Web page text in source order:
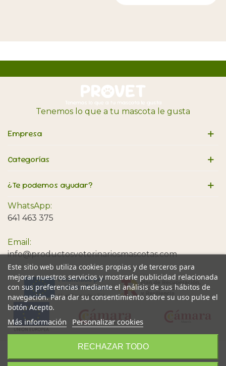
Este sitio web utiliza cookies propias y de terceros para
mejorar nuestros servicios y mostrarle publicidad relacionada
con sus preferencias mediante el análisis de sus hábitos de
navegación. Para dar su consentimiento sobre su uso pulse el
botón Acepto.
Más información Personalizar cookies
RECHAZAR TODO
Tenemos lo que a tu mascota le gusta
Empresa
Categorías
¿Te podemos ayudar?
WhatsApp:
641 463 375
Email:
info@productosveterinariosmascotas.com